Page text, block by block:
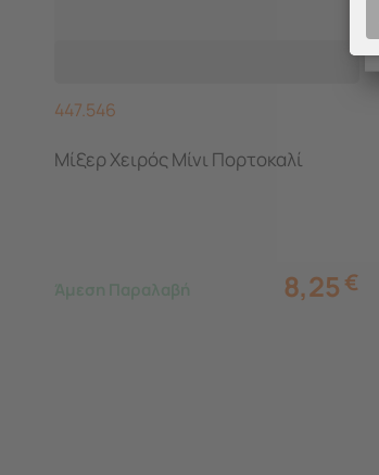
447.546
Μίξερ Χειρός Μίνι Πορτοκαλί
Άμεση Παραλαβή 8,25 €